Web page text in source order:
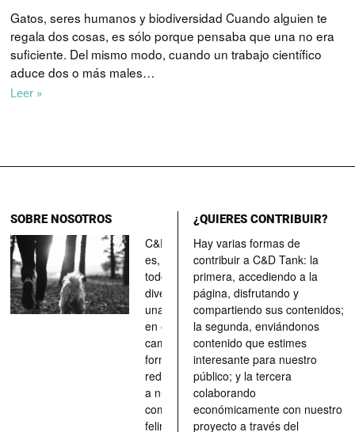
Gatos, seres humanos y biodiversidad Cuando alguien te
regala dos cosas, es sólo porque pensaba que una no era
suficiente. Del mismo modo, cuando un trabajo científico
aduce dos o más males…
Leer »
SOBRE NOSOTROS
C&D Tank
es, ante
todo, un
divertimento,
una parada
en el
camino, una
forma de
redescubrir
a nuestros
compañeros
felinos y
¿QUIERES CONTRIBUIR?
Hay varias formas de
contribuir a C&D Tank: la
primera, accediendo a la
página, disfrutando y
compartiendo sus contenidos;
la segunda, enviándonos
contenido que estimes
interesante para nuestro
público; y la tercera
colaborando
económicamente con nuestro
proyecto a través del